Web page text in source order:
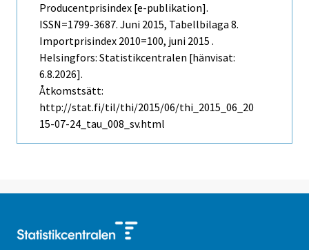
Producentprisindex [e-publikation].
ISSN=1799-3687. Juni 2015, Tabellbilaga 8.
Importprisindex 2010=100, juni 2015 .
Helsingfors: Statistikcentralen [hänvisat:
6.8.2026].
Åtkomstsätt:
http://stat.fi/til/thi/2015/06/thi_2015_06_20
15-07-24_tau_008_sv.html